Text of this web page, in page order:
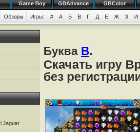
Game Boy GBAdvance GBColor
Обзоры Игры: # А Б В Г Д Е Ж З И
Jaguar
Буква В.
Скачать игру
без